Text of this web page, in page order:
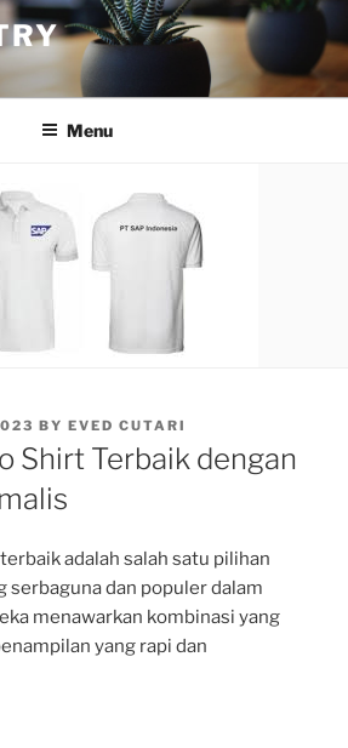
Menu
BY EVED CUTARI
Shirt Terbaik dengan
adalah salah satu pilihan
serbaguna dan populer dalam
menawarkan kombinasi yang
yang rapi dan